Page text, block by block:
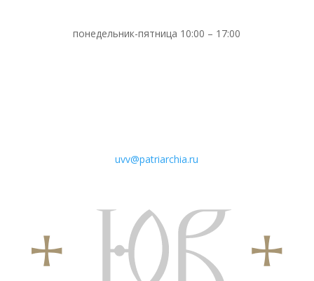
понедельник-пятница 10:00 – 17:00
uvv@patriarchia.ru